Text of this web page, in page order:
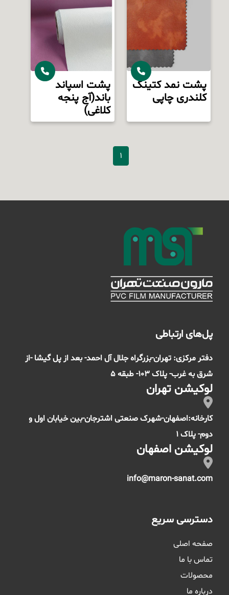
پشت نمد کتینگ
کلندری چاپی
پشت اسپاند
باند(آج پنجه
کلاغی)
1
پل‌های ارتباطی
دفتر مرکزی: تهران-بزرگراه جلال آل احمد- بعد از پل گیشا -از
شرق به غرب- پلاک 103- طبقه 5
لوکیشن تهران
کارخانه:اصفهان-شهرک صنعتی اشترجان-بین خیابان اول و
دوم- پلاک 1
لوکیشن اصفهان
info@maron-sanat.com
دسترسی سریع
صفحه اصلی
تماس با ما
محصولات
درباره ما